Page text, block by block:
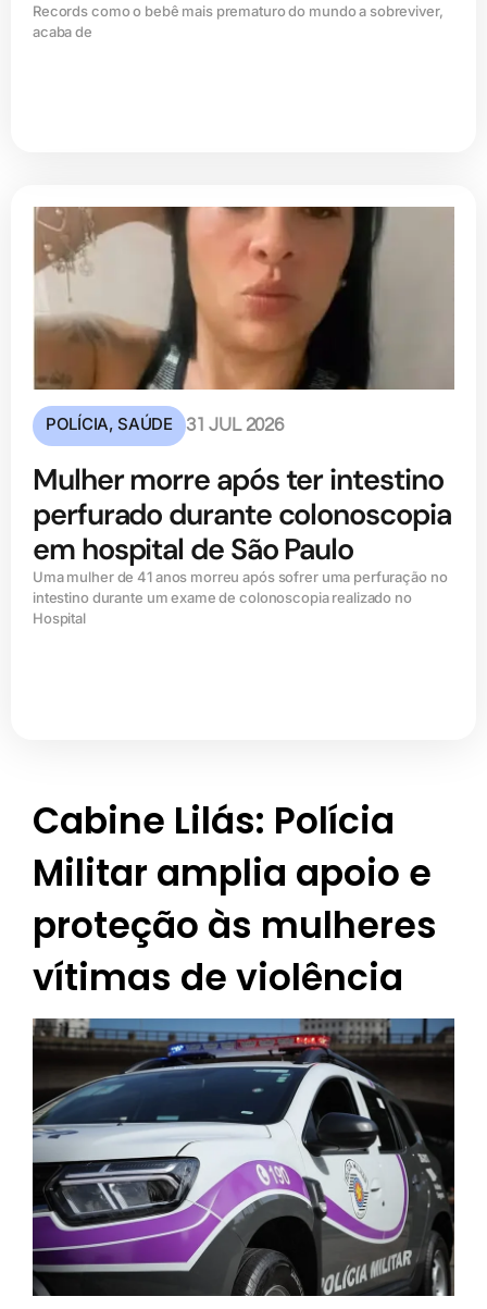
Records como o bebê mais prematuro do mundo a sobreviver,
acaba de
POLÍCIA,SAÚDE 31 JUL 2026
Mulher morre após ter intestino
perfurado durante colonoscopia
em hospital de São Paulo
Uma mulher de 41 anos morreu após sofrer uma perfuração no
intestino durante um exame de colonoscopia realizado no
Hospital
Cabine Lilás: Polícia
Militar amplia apoio e
proteção às mulheres
vítimas de violência